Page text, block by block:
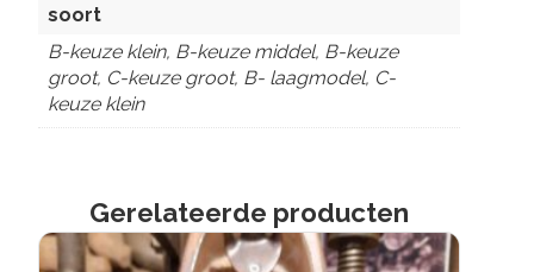
soort
B-keuze klein, B-keuze middel, B-keuze
groot, C-keuze groot, B- laagmodel, C-
keuze klein
Gerelateerde producten